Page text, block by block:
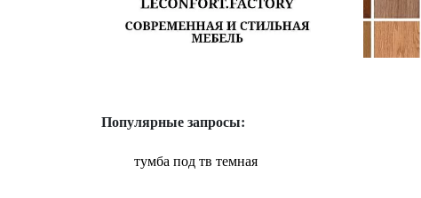
Популярные запросы:
тумба под тв темная